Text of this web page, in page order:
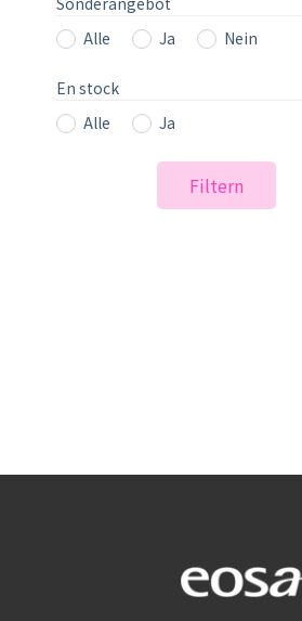
Alle
Ja Nein
En stock
Alle
Ja
Filtern